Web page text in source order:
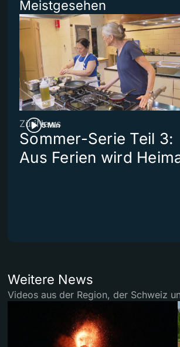
Meistgesehen
5 Min
ZüriNews
Sommer-Serie Teil 3:
Aus Ferien wird
Weitere News
Videos aus der Region, der Schweiz